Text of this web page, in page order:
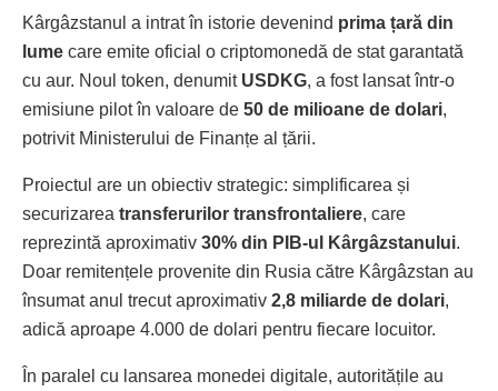
Kârgâzstanul a intrat în istorie devenind prima țară din
lume care emite oficial o criptomonedă de stat garantată
cu aur. Noul token, denumit USDKG, a fost lansat într-o
emisiune pilot în valoare de 50 de milioane de dolari,
potrivit Ministerului de Finanțe al țării.
Proiectul are un obiectiv strategic: simplificarea și
securizarea transferurilor transfrontaliere, care
reprezintă aproximativ 30% din PIB-ul Kârgâzstanului.
Doar remitențele provenite din Rusia către Kârgâzstan au
însumat anul trecut aproximativ 2,8 miliarde de dolari,
adică aproape 4.000 de dolari pentru fiecare locuitor.
În paralel cu lansarea monedei digitale, autoritățile au